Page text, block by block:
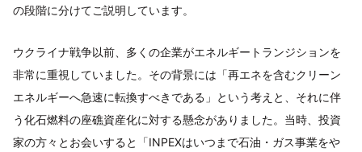
の段階に分けてご説明しています。
ウクライナ戦争以前、多くの企業がエネルギートランジションを
非常に重視していました。その背景には「再エネを含むクリーン
エネルギーへ急速に転換すべきである」という考えと、それに伴
う化石燃料の座礁資産化に対する懸念がありました。当時、投資
家の方々とお会いすると「INPEXはいつまで石油・ガス事業をや